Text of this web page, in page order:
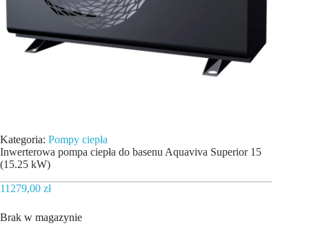
Kategoria: Pompy ciepła
Inwerterowa pompa ciepła do basenu Aquaviva Superior 15
(15.25 kW)
11279,00 zł
Brak w magazynie